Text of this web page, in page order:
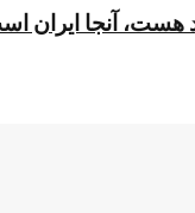
آنجا ایران